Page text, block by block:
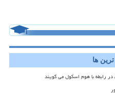
ترین ها
در رابطه با هوم اسکول می گویند